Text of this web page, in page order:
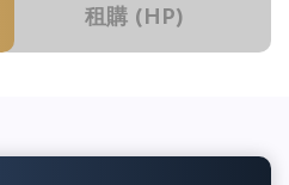
租購 (HP)